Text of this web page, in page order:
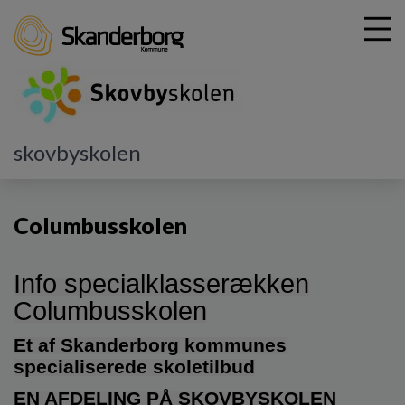
skovbyskolen
Specialtilbud
Columbusskolen
Info specialklasserækken
Columbusskolen
Et af Skanderborg kommunes
specialiserede skoletilbud
EN AFDELING PÅ SKOVBYSKOLEN